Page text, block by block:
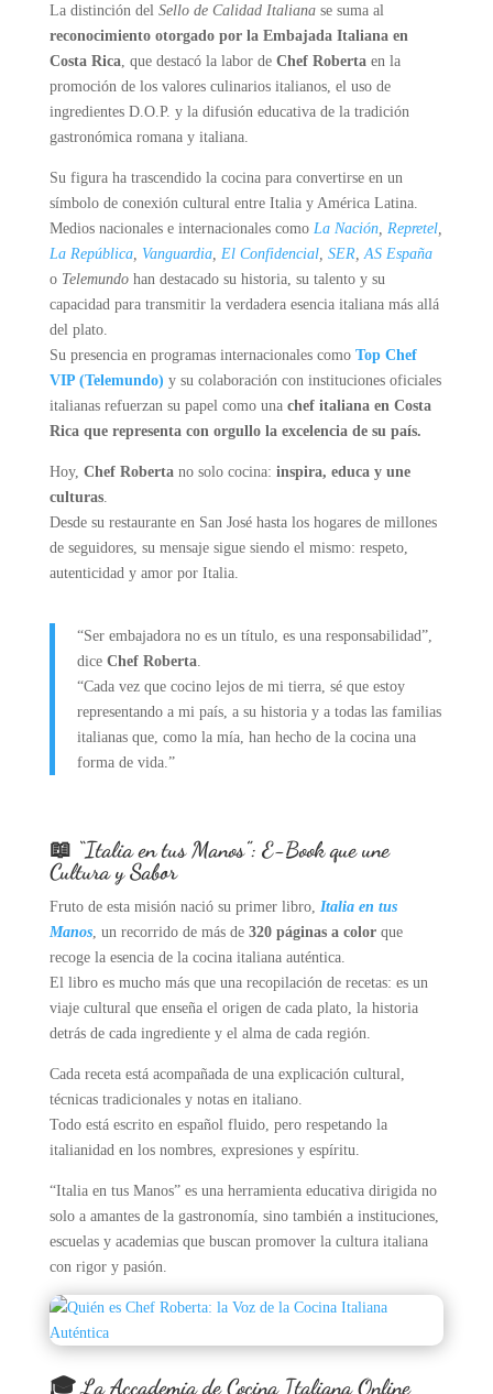
La distinción del Sello de Calidad Italianase suma al
reconocimiento otorgado por la Embajada Italiana en
Costa Rica , que destacó la labor de Chef Roberta en la
promoción de los valores culinarios italianos, el uso de
ingredientes D.O.P. y la difusión educativa de la tradición
gastronómica romana y italiana.
Su figura ha trascendido la cocina para convertirse en un
símbolo de conexión cultural entre Italia y América Latina.
Medios nacionales e internacionales como La Nación, Repretel,
La República, Vanguardia, El Confidencial, SER, AS España
o Telemundohan destacado su historia, su talento y su
capacidad para transmitir la verdadera esencia italiana más allá
del plato.
Su presencia en programas internacionales como Top Chef
VIP (Telemundo) y su colaboración con instituciones oficiales
italianas refuerzan su papel como una chef italiana en Costa
Rica que representa con orgullo la excelencia de su país.
Hoy, Chef Roberta no solo cocina: inspira, educa y une
culturas.
Desde su restaurante en San José hasta los hogares de millones
de seguidores, su mensaje sigue siendo el mismo: respeto,
autenticidad y amor por Italia.
“Ser embajadora no es un título, es una responsabilidad”,
dice Chef Roberta
“Cada vez que cocino lejos de mi tierra, sé que estoy
representando a mi país, a su historia y a todas las familias
italianas que, como la mía, han hecho de la cocina una
forma de vida.”
📖 “Italia en tus Manos”: E-Book que une
Cultura y Sabor
Fruto de esta misión nació su primer libro, Italia en tus
Manos, un recorrido de más de 320 páginas a colorque
recoge la esencia de la cocina italiana auténtica.
El libro es mucho más que una recopilación de recetas: es un
viaje cultural que enseña el origen de cada plato, la historia
detrás de cada ingrediente y el alma de cada región.
Cada receta está acompañada de una explicación cultural,
técnicas tradicionales y notas en italiano.
Todo está escrito en español fluido, pero respetando la
italianidad en los nombres, expresiones y espíritu.
“Italia en tus Manos” es una herramienta educativa dirigida no
solo a amantes de la gastronomía, sino también a instituciones,
escuelas y academias que buscan promover la cultura italiana
con rigor y pasión.
🎓 La Accademia de Cocina Italiana Online